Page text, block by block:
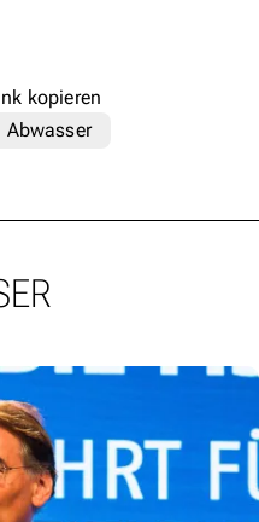
kopieren
Abwasser